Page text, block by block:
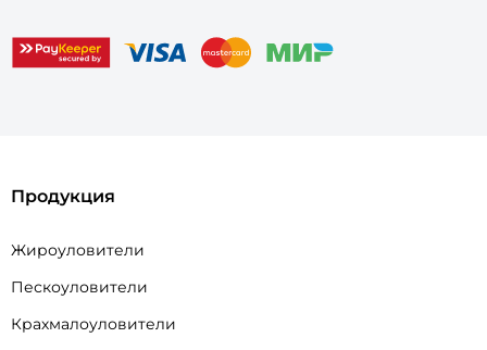
Продукция
Жироуловители
Пескоуловители
Крахмалоуловители